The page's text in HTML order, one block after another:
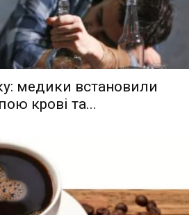
медики встановили
крові та...